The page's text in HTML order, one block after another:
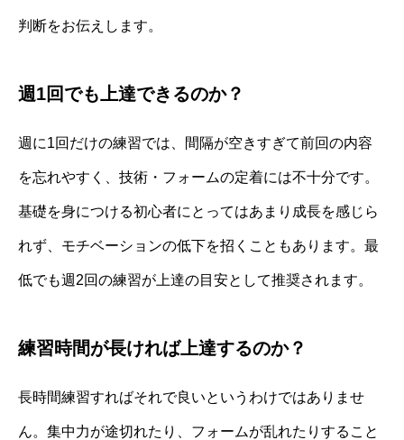
判断をお伝えします。
週1回でも上達できるのか？
週に1回だけの練習では、間隔が空きすぎて前回の内容
を忘れやすく、技術・フォームの定着には不十分です。
基礎を身につける初心者にとってはあまり成長を感じら
れず、モチベーションの低下を招くこともあります。最
低でも週2回の練習が上達の目安として推奨されます。
練習時間が長ければ上達するのか？
長時間練習すればそれで良いというわけではありませ
ん。集中力が途切れたり、フォームが乱れたりすること